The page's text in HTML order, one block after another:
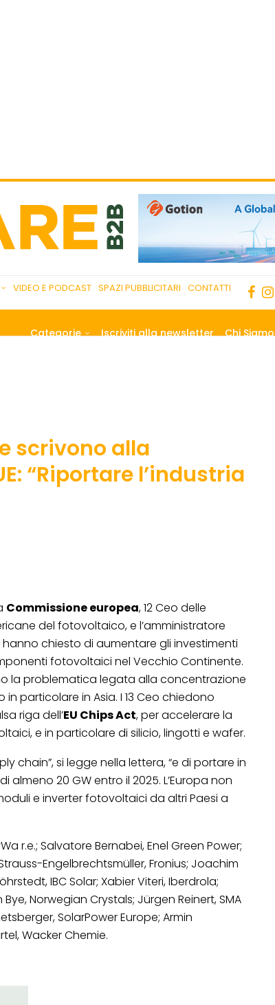
VIDEO E PODCAST SPAZI PUBBLICITARI CONTATTI
Categorie Iscriviti alla newsletter Chi Siamo
scrivono alla
“Riportare l’industria
Commissione europea, 12 Ceo delle
del fotovoltaico, e l’amministratore
hanno chiesto di aumentare gli investimenti
fotovoltaici nel Vecchio Continente.
la problematica legata alla concentrazione
particolare in Asia. I 13 Ceo chiedono
riga dell’EU Chips Act, per accelerare la
e in particolare di silicio, lingotti e wafer.
chain”, si legge nella lettera, “e di portare in
20 GW entro il 2025. L’Europa non
e inverter fotovoltaici da altri Paesi a
r.e.; Salvatore Bernabei, Enel Green Power;
Engelbrechtsmüller, Fronius; Joachim
IBC Solar; Xabier Viteri, Iberdrola;
Norwegian Crystals; Jürgen Reinert, SMA
SolarPower Europe; Armin
Wacker Chemie.